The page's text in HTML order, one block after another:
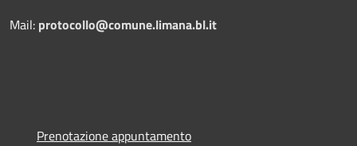
Mail: protocollo@comune.limana.bl.it
Prenotazione appuntamento